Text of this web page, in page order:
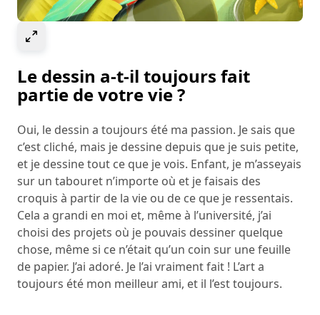
Le dessin a-t-il toujours fait
partie de votre vie ?
Oui, le dessin a toujours été ma passion. Je sais que
c’est cliché, mais je dessine depuis que je suis petite,
et je dessine tout ce que je vois. Enfant, je m’asseyais
sur un tabouret n’importe où et je faisais des
croquis à partir de la vie ou de ce que je ressentais.
Cela a grandi en moi et, même à l’université, j’ai
choisi des projets où je pouvais dessiner quelque
chose, même si ce n’était qu’un coin sur une feuille
de papier. J’ai adoré. Je l’ai vraiment fait ! L’art a
toujours été mon meilleur ami, et il l’est toujours.